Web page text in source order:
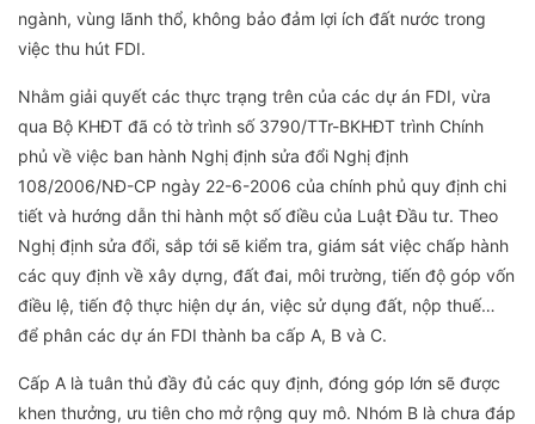
ngành, vùng lãnh thổ, không bảo đảm lợi ích đất nước trong
việc thu hút FDI.
Nhằm giải quyết các thực trạng trên của các dự án FDI, vừa
qua Bộ KHĐT đã có tờ trình số 3790/TTr-BKHĐT trình Chính
phủ về việc ban hành Nghị định sửa đổi Nghị định
108/2006/NĐ-CP ngày 22-6-2006 của chính phủ quy định chi
tiết và hướng dẫn thi hành một số điều của Luật Đầu tư. Theo
Nghị định sửa đổi, sắp tới sẽ kiểm tra, giám sát việc chấp hành
các quy định về xây dựng, đất đai, môi trường, tiến độ góp vốn
điều lệ, tiến độ thực hiện dự án, việc sử dụng đất, nộp thuế…
để phân các dự án FDI thành ba cấp A, B và C.
Cấp A là tuân thủ đầy đủ các quy định, đóng góp lớn sẽ được
khen thưởng, ưu tiên cho mở rộng quy mô. Nhóm B là chưa đáp